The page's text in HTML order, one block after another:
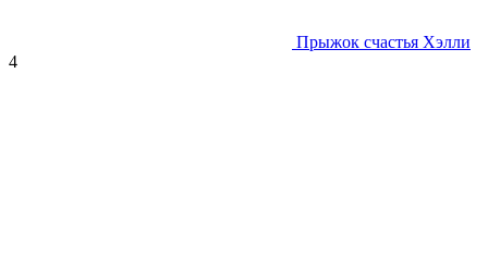
Прыжок счастья Хэлли
4